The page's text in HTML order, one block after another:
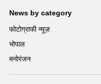
News by category
फोटोग्राफी न्यूज़
भोपाल
मनोरंजन